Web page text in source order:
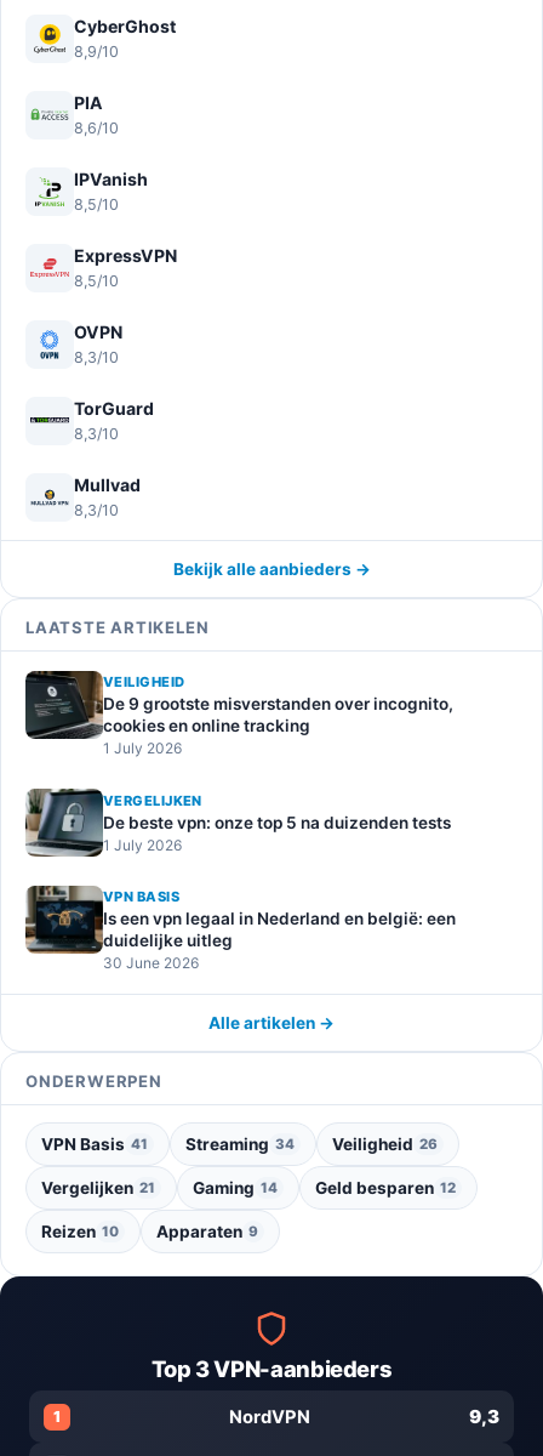
CyberGhost
8,9/10
PIA
8,6/10
IPVanish
8,5/10
ExpressVPN
8,5/10
OVPN
8,3/10
TorGuard
8,3/10
Mullvad
8,3/10
Bekijk alle aanbieders →
LAATSTE ARTIKELEN
VEILIGHEID
De 9 grootste misverstanden over incognito,
cookies en online tracking
1 July 2026
VERGELIJKEN
De beste vpn: onze top 5 na duizenden tests
1 July 2026
VPN BASIS
Is een vpn legaal in Nederland en belgië: een
duidelijke uitleg
30 June 2026
Alle artikelen →
ONDERWERPEN
VPN Basis 41 Streaming 34 Veiligheid 26
Vergelijken 21 Gaming 14 Geld besparen 12
Reizen 10 Apparaten 9
Top 3 VPN-aanbieders
1 NordVPN 9,3